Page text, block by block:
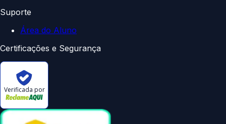
Suporte
Área do Aluno
Certificações e Segurança
Verificada por